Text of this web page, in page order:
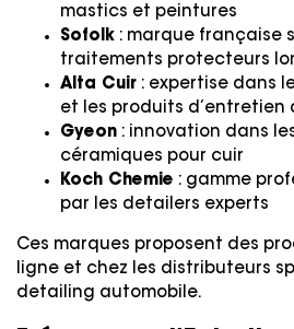
mastics et peintures
Sofolk : marque française
traitements protecteurs
Alta Cuir : expertise dans
et les produits d’entretien
Gyeon : innovation dans
céramiques pour cuir
Koch Chemie : gamme
par les detailers experts
Ces marques proposent des
ligne et chez les distributeurs
detailing automobile.